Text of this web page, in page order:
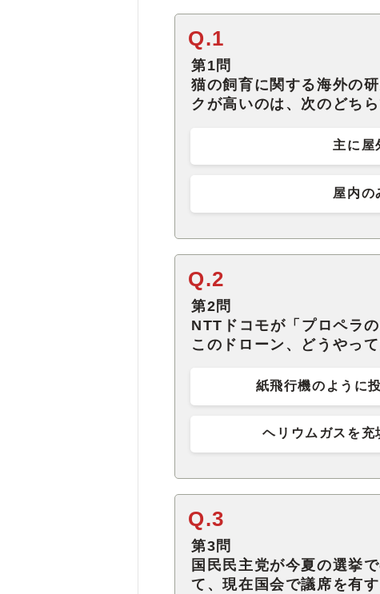
Q.1
第1問
猫の飼育に関する海外の
クが高いのは、次のどちら
主に屋
屋内の
Q.2
第2問
NTTドコモが「プロペラ
このドローン、どうやっ
紙飛行機のように
ヘリウムガスを充
Q.3
第3問
国民民主党が今夏の選挙
て、現在国会で議席を有